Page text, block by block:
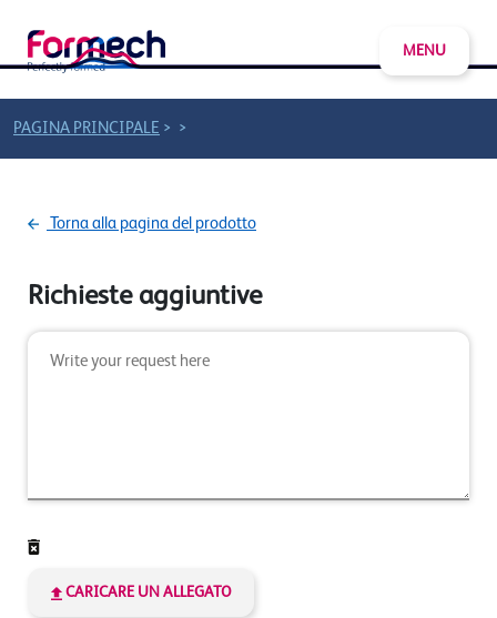
MENU
PAGINA PRINCIPALE > >
Torna alla pagina del prodotto
Richieste aggiuntive
CARICARE UN ALLEGATO